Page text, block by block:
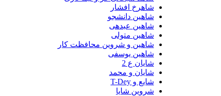
شاهرخ افشار
شاهین دانشجو
شاهین عبدهی
شاهین متولی
شاهین و شروین محافظت کار
شاهین یوسفی
شایان ع 2
شایان و محمد
شایع و T-Dey
شروین شایا